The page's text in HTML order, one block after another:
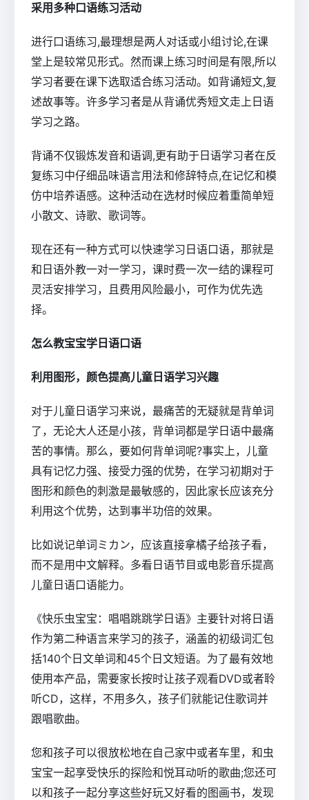
采用多种口语练习活动
进行口语练习,最理想是两人对话或小组讨论,在课
堂上是较常见形式。然而课上练习时间是有限,所以
学习者要在课下选取适合练习活动。如背诵短文,复
述故事等。许多学习者是从背诵优秀短文走上日语
学习之路。
背诵不仅锻炼发音和语调,更有助于日语学习者在反
复练习中仔细品味语言用法和修辞特点,在记忆和模
仿中培养语感。这种活动在选材时候应着重简单短
小散文、诗歌、歌词等。
现在还有一种方式可以快速学习日语口语，那就是
和日语外教一对一学习，课时费一次一结的课程可
灵活安排学习，且费用风险最小，可作为优先选
择。
怎么教宝宝学日语口语
利用图形，颜色提高儿童日语学习兴趣
对于儿童日语学习来说，最痛苦的无疑就是背单词
了，无论大人还是小孩，背单词都是学日语中最痛
苦的事情。那么，要如何背单词呢?事实上，儿童
具有记忆力强、接受力强的优势，在学习初期对于
图形和颜色的刺激是最敏感的，因此家长应该充分
利用这个优势，达到事半功倍的效果。
比如说记单词ミカン，应该直接拿橘子给孩子看，
而不是用中文解释。多看日语节目或电影音乐提高
儿童日语口语能力。
《快乐虫宝宝：唱唱跳跳学日语》主要针对将日语
作为第二种语言来学习的孩子，涵盖的初级词汇包
括140个日文单词和45个日文短语。为了最有效地
使用本产品，需要家长按时让孩子观看DVD或者聆
听CD，这样，不用多久，孩子们就能记住歌词并
跟唱歌曲。
您和孩子可以很放松地在自己家中或者车里，和虫
宝宝一起享受快乐的探险和悦耳动听的歌曲;您还可
以和孩子一起分享这些好玩又好看的图画书，发现